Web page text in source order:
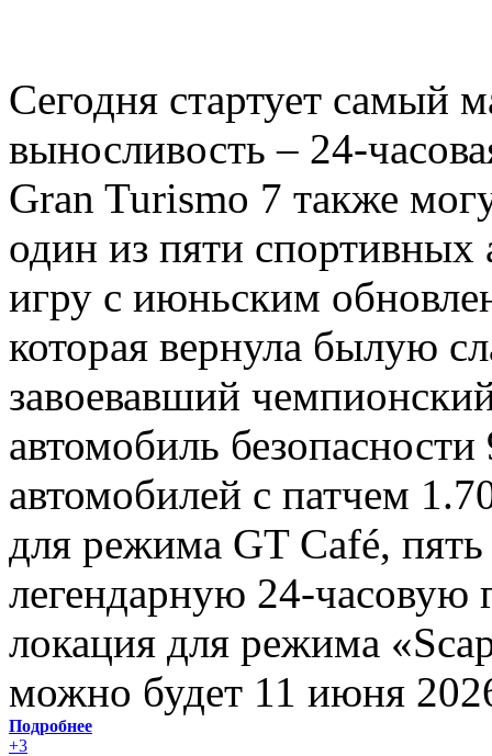
Сегодня стартует самый
выносливость – 24-
Gran Turismo 7 также
один из пяти
игру с июньским
которая вернула былую
завоевавший
автомобиль
автомобилей с патчем
для режима GT Café,
легендарную 24-часовую
локация для режима
можно будет 11 июня
Подробнее
+3